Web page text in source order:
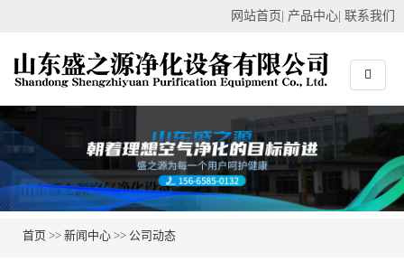
网站首页 产品中心 联系我们
首页 >> 新闻中心 >> 公司动态